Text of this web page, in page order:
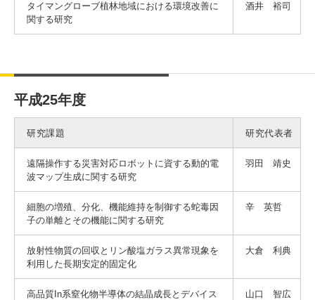
タイマングローブ植林地域における環境改善に
関する研究
酒井 裕司
平成25年度
研究課題 研究代表者
遠隔操作する災害対応ロボットに資する動的電
波マップ生成に関する研究
羽田 靖史
細胞の増殖、分化、機能維持を制御する蛇毒因
子の単離とその機能に関する研究
辛 英哲
放射性物質の回収とリン酸塩ガラス異常現象を
利用した長期安定的固定化
大倉 利典
高品質In系窒化物半導体の結晶成長とデバイス
山口 智広